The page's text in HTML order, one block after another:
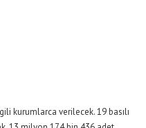
kurumlarca verilecek. 19 basılı